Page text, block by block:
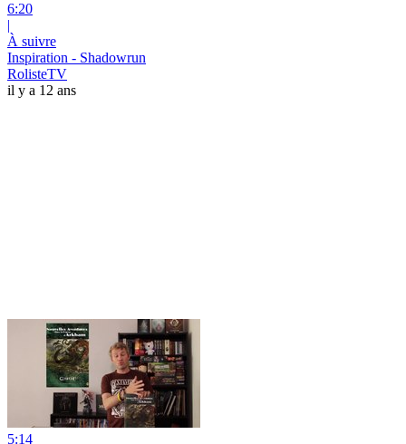
6:20
|
À suivre
Inspiration - Shadowrun
RolisteTV
il y a 12 ans
5:14